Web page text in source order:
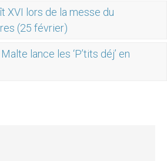
XVI lors de la messe du
(25 février)
lance les ‘P’tits déj’ en